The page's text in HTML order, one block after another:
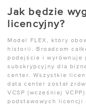
Jak będzie
licencyjny?
Model FLEX, który
historii. Broadcom
podejście i wyrównuje
subskrypcyjny dla
center. Wszystkie
data center został
VCSP (wcześniej
podstawowych licencji –